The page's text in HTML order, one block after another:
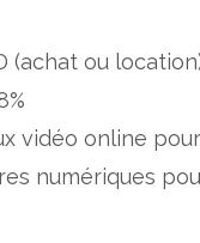
(achat ou
vidéo online pour
numériques